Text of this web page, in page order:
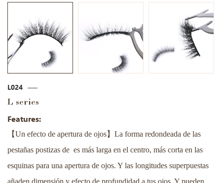
L024
L series
Features:
【Un efecto de apertura de ojos】 La forma redondeada de las
pestañas postizas de es más larga en el centro, más corta en las
esquinas para una apertura de ojos. Y las longitudes superpuestas